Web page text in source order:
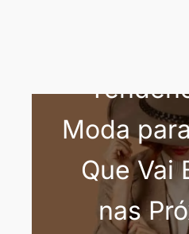
Moda
Que Vai
nas